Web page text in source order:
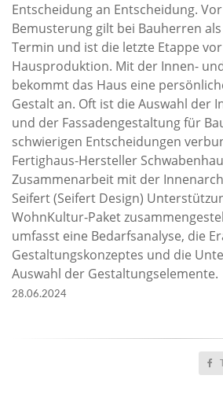
Entscheidung an Entscheidung.
Bemusterung gilt bei Bauherren
Termin und ist die letzte Etappe
Hausproduktion. Mit der Innen-
bekommt das Haus eine
Gestalt an. Oft ist die Auswahl der
und der Fassadengestaltung für
schwierigen Entscheidungen
Fertighaus-Hersteller
Zusammenarbeit mit der
Seifert (Seifert Design)
WohnKultur-Paket
umfasst eine Bedarfsanalyse, die
Gestaltungskonzeptes und die
Auswahl der Gestaltungselemente.
28.06.2024